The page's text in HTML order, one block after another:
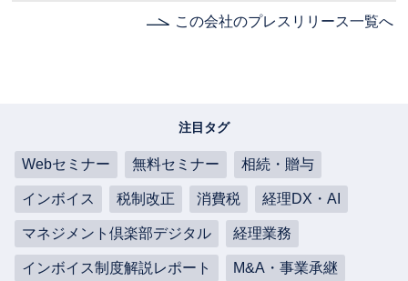
この会社のプレスリリース一覧へ
注目タグ
Webセミナー 無料セミナー 相続・贈与
インボイス 税制改正 消費税 経理DX・AI
マネジメント倶楽部デジタル 経理業務
インボイス制度解説レポート M&A・事業承継